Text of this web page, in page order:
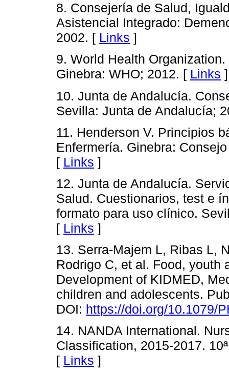
8. Consejería de Salud,
Asistencial Integrado:
2002. [ Links ]
9. World Health
Ginebra: WHO; 2012. [ Links ]
10. Junta de Andalucía.
Sevilla: Junta de Andalucía;
11. Henderson V. Principios
Enfermería. Ginebra:
[ Links ]
12. Junta de Andalucía.
Salud. Cuestionarios, test e
formato para uso clínico.
[ Links ]
13. Serra-Majem L, Ribas L,
Rodrigo C, et al. Food, youth
Development of KIDMED,
children and adolescents.
DOI: https://doi.org/10.1079/
14. NANDA International.
Classification, 2015-2017.
[ Links ]